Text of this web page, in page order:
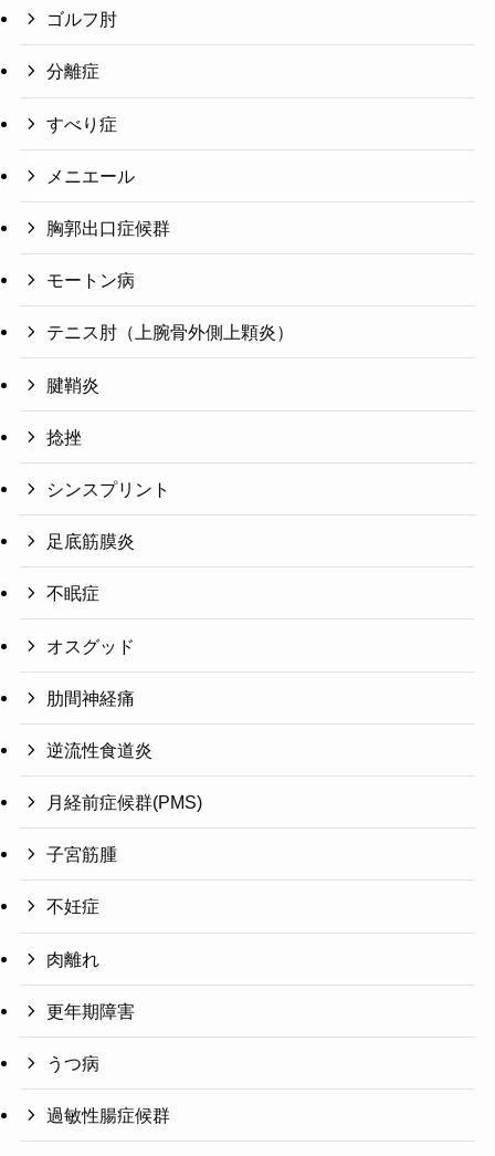
ゴルフ肘
分離症
すべり症
メニエール
胸郭出口症候群
モートン病
テニス肘（上腕骨外側上顆炎）
腱鞘炎
捻挫
シンスプリント
足底筋膜炎
不眠症
オスグッド
肋間神経痛
逆流性食道炎
月経前症候群(PMS)
子宮筋腫
不妊症
肉離れ
更年期障害
うつ病
過敏性腸症候群